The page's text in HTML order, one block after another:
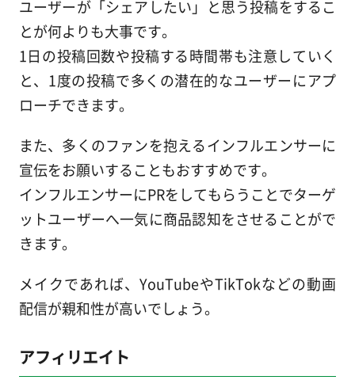
ユーザーが「シェアしたい」と思う投稿をするこ
とが何よりも大事です。
1日の投稿回数や投稿する時間帯も注意していく
と、1度の投稿で多くの潜在的なユーザーにアプ
ローチできます。
また、多くのファンを抱えるインフルエンサーに
宣伝をお願いすることもおすすめです。
インフルエンサーにPRをしてもらうことでターゲ
ットユーザーへ一気に商品認知をさせることがで
きます。
メイクであれば、YouTubeやTikTokなどの動画
配信が親和性が高いでしょう。
アフィリエイト